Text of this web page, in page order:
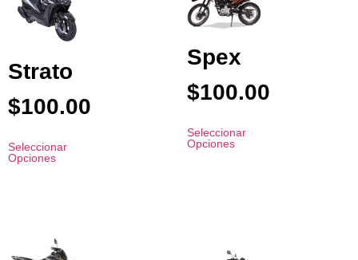
Strato
$100.00
Seleccionar
Opciones
Spex
$100.00
Seleccionar
Opciones